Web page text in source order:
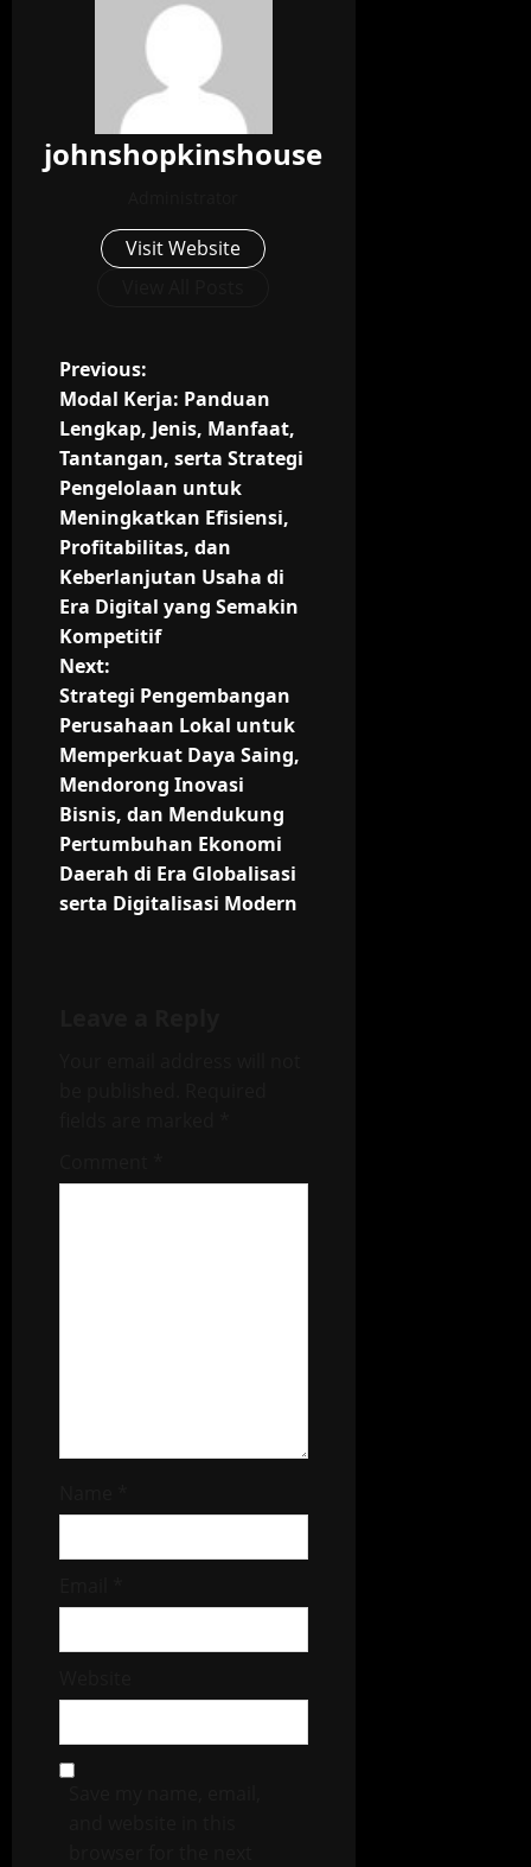
johnshopkinshouse
Visit Website
P
o
s
t
n
a
v
i
g
a
t
i
Previous:
Modal Kerja: Panduan
Lengkap, Jenis, Manfaat,
Tantangan, serta Strategi
Pengelolaan untuk
Meningkatkan Efisiensi,
Profitabilitas, dan
Keberlanjutan Usaha di
Era Digital yang Semakin
Kompetitif
Next:
Strategi Pengembangan
Perusahaan Lokal untuk
Memperkuat Daya Saing,
Mendorong Inovasi
Bisnis, dan Mendukung
Pertumbuhan Ekonomi
Daerah di Era Globalisasi
serta Digitalisasi Modern